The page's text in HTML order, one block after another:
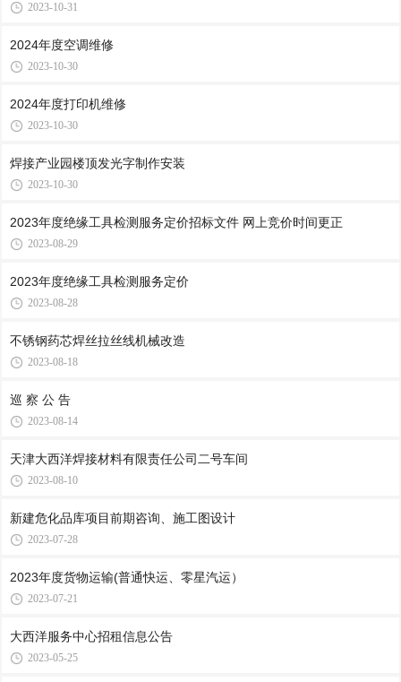
2023-10-31
2024年度空调维修
2023-10-30
2024年度打印机维修
2023-10-30
焊接产业园楼顶发光字制作安装
2023-10-30
2023年度绝缘工具检测服务定价招标文件 网上竞价时间更正
2023-08-29
2023年度绝缘工具检测服务定价
2023-08-28
不锈钢药芯焊丝拉丝线机械改造
2023-08-18
巡 察 公 告
2023-08-14
天津大西洋焊接材料有限责任公司二号车间
2023-08-10
新建危化品库项目前期咨询、施工图设计
2023-07-28
2023年度货物运输(普通快运、零星汽运）
2023-07-21
大西洋服务中心招租信息公告
2023-05-25